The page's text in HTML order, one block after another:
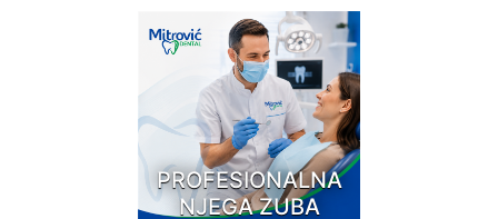
PROFESIONALNA
NJEGA ZUBA